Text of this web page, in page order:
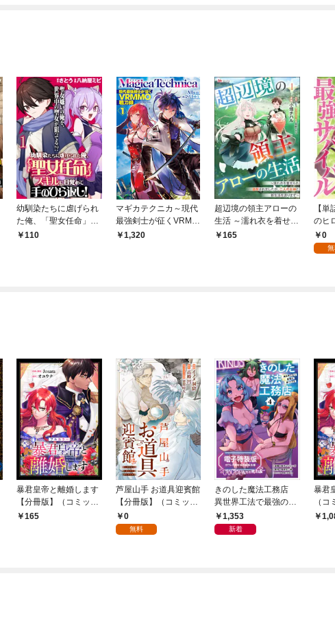
幼馴染たちに虐げられ
た俺、「聖女任命」ス
キルに目覚めて手のひ
110
マギカテクニカ～現代
最強剣士が征くVRMM
O戦刀録～ 1
1,320
超辺境の領主アローの
生活 ～濡れ衣を着せら
れ追放されましたが、
165
【
のヒ
イバ
0
暴君皇帝と離婚します
【分冊版】（コミッ
ク） １話【フルカラ
165
芦屋山手 お道具迎賓館
【分冊版】（コミッ
ク） １話
0
無料
きのした魔法工務店
異世界工法で最強の家
づくりを（コミック）
４【電子特装版】ガ
1,353
新着
暴君
（
ルカ